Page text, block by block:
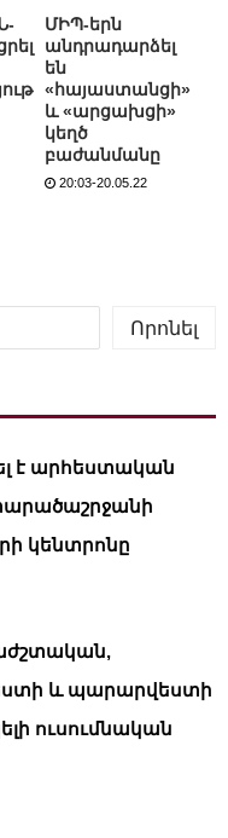
ՄԻՊ-երն
անդրադարձել
են
«հայաստանցի»
և «արցախցի»
կեղծ
բաժանմանը
20:03-20.05.22
Որոնել
է արհեստական
կենտրոնը
և պարարվեստի
ուսումնական